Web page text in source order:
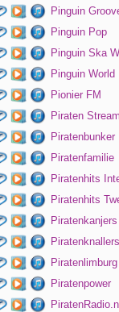
Pinguin
Pinguin Pop
Pinguin Ska
Pinguin World
Pionier FM
Piraten
Piratenbunker
Piratenfamilie
Piratenhits
Piratenhits
Piratenkanjers
Piratenlimburg
Piratenpower
PiratenRadio.nl